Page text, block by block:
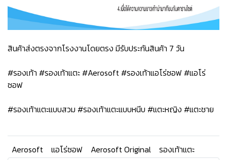
สินค้าส่งตรงจากโรงงานโดยตรง มีรับประกันสินค้า 7 วัน
#รองเท้า #รองเท้าแตะ #Aerosoft #รองเท้าแอโร่ซอฟ #แอโร่
ซอฟ
#รองเท้าแตะแบบสวม #รองเท้าแตะแบบหนีบ #แตะหญิง #แตะชาย
Aerosoft แอโร่ซอฟ Aerosoft Original รองเท้าแตะ